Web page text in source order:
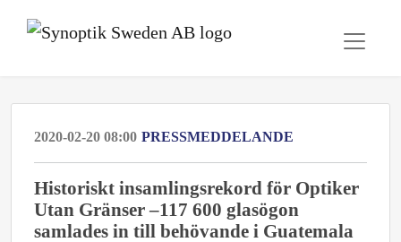
2020-02-20 08:00 PRESSMEDDELANDE
Historiskt insamlingsrekord för Optiker
Utan Gränser –117 600 glasögon
samlades in till behövande i Guatemala